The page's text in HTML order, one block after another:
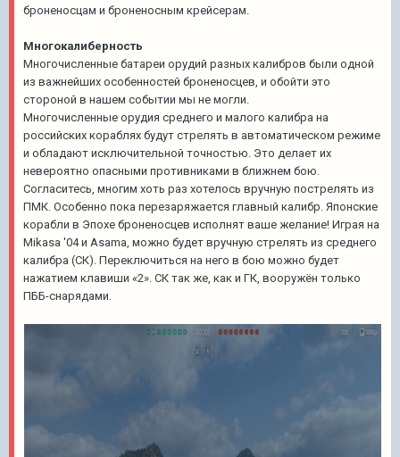
броненосцам и броненосным крейсерам.
Многокалиберность
Многочисленные батареи орудий разных калибров были одной
из важнейших особенностей броненосцев, и обойти это
стороной в нашем событии мы не могли.
Многочисленные орудия среднего и малого калибра на
российских кораблях будут стрелять в автоматическом режиме
и обладают исключительной точностью. Это делает их
невероятно опасными противниками в ближнем бою.
Согласитесь, многим хоть раз хотелось вручную пострелять из
ПМК. Особенно пока перезаряжается главный калибр. Японские
корабли в Эпохе броненосцев исполнят ваше желание! Играя на
Mikasa '04 и Asama, можно будет вручную стрелять из среднего
калибра (СК). Переключиться на него в бою можно будет
нажатием клавиши «2». СК так же, как и ГК, вооружён только
ПББ-снарядами.